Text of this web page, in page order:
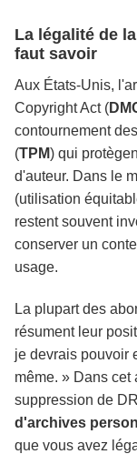
La légalité de
faut savoir
Aux États-Unis,
Copyright Act (
contournement
(TPM) qui
d'auteur. Dans le
(utilisation
restent souvent
conserver un
usage.
La plupart des
résument leur
je devrais pouvoir
même. » Dans
suppression de
d'archives
que vous avez